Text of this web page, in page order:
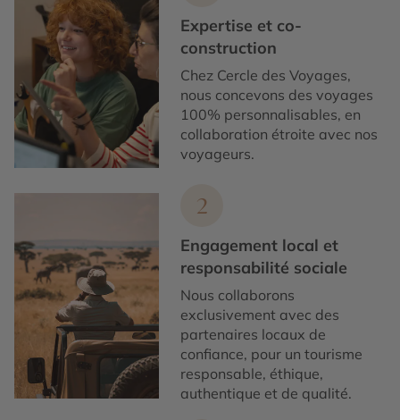
Expertise et co-
construction
Chez Cercle des Voyages,
nous concevons des voyages
100% personnalisables, en
collaboration étroite avec nos
voyageurs.
2
Engagement local et
responsabilité sociale
Nous collaborons
exclusivement avec des
partenaires locaux de
confiance, pour un tourisme
responsable, éthique,
authentique et de qualité.